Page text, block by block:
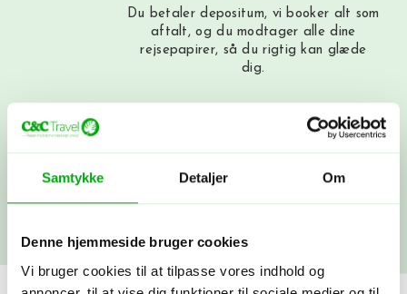
Samtykke Detaljer Om
Denne hjemmeside bruger cookies
Vi bruger cookies til at tilpasse vores indhold og
Du betaler depositum, vi booker alt som
aftalt, og du modtager alle dine
rejsepapirer, så du rigtig kan glæde
dig.
Du rejser…! Du kan altid få fat i os
kommer hjem.